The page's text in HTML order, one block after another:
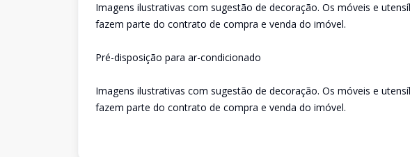
Imagens ilustrativas com sugestão de decoração. Os móveis e
fazem parte do contrato de compra e venda do imóvel.
Pré-disposição para ar-condicionado
Imagens ilustrativas com sugestão de decoração. Os móveis e
fazem parte do contrato de compra e venda do imóvel.